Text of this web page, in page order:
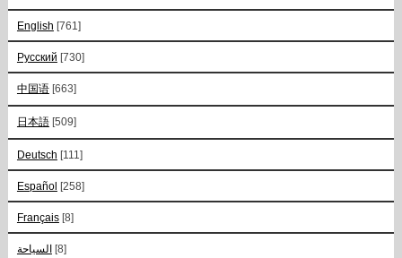
English [761]
Русский [730]
中国语 [663]
日本語 [509]
Deutsch [111]
Español [258]
Français [8]
السياحة [8]